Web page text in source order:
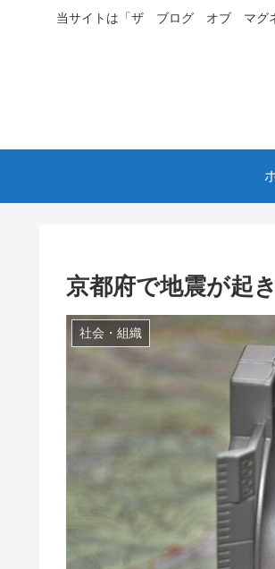
当サイトは「ザ ブログ オブ マグネ
京都府で地震が起
社会・組織